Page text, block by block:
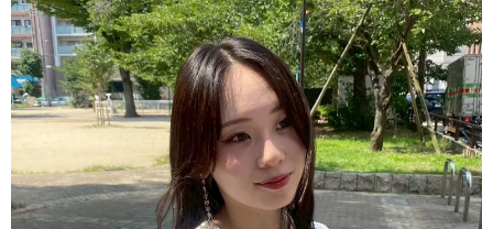
search
NEW IN
CATEGORY
BRAND